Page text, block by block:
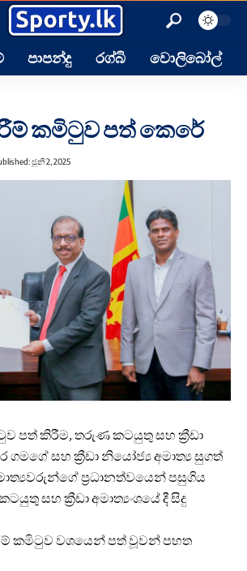
පාපන්දු රග්බි වොලිබෝල්
කමිටුව පත් කෙරේ
ජූනි 2, 2025
පත් කිරීම, තරුණ කටයුතු සහ ක්‍රීඩා
ගමගේ සහ ක්‍රීඩා නියෝජ්‍ය අමාත්‍ය සුගත්
ප්‍රධානත්වයෙන් පසුගිය
සහ ක්‍රීඩා අමාත්‍යංශයේ දී සිදු
කමිටුව වශයෙන් පත් වූවන් පහත